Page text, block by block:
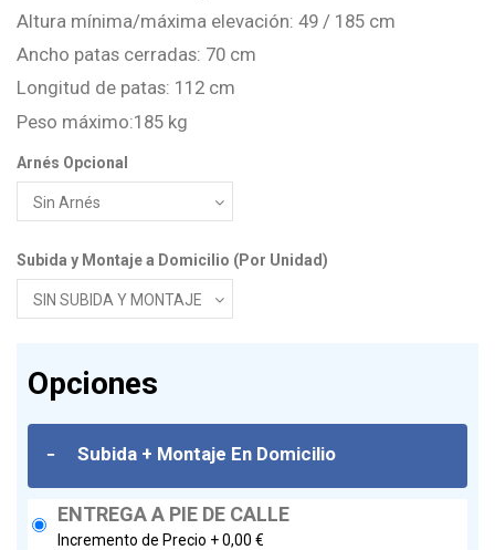
Altura mínima/máxima elevación: 49 / 185 cm
Ancho patas cerradas: 70 cm
Longitud de patas: 112 cm
Peso máximo:185 kg
Arnés Opcional
Subida y Montaje a Domicilio (Por Unidad)
Opciones
- Subida + Montaje En Domicilio
ENTREGA A PIE DE CALLE
Incremento de Precio +0,00 €